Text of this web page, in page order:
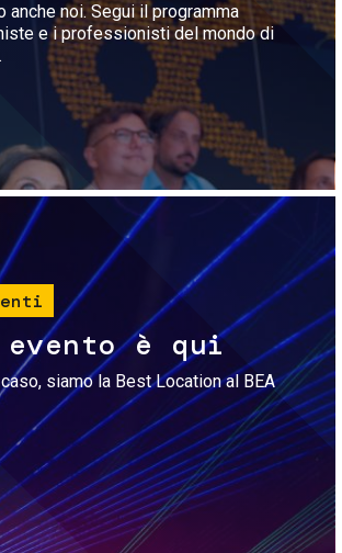
noi. Segui il programma
e i professionisti del mondo di
è qui
siamo la Best Location al BEA